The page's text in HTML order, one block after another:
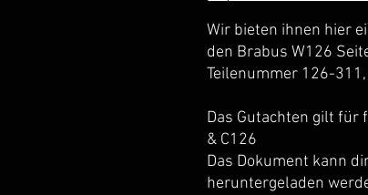
Wir bieten ihnen hier
den Brabus W126
Teilenummer 126-
Das Gutachten gilt für
& C126
Das Dokument kann
heruntergeladen